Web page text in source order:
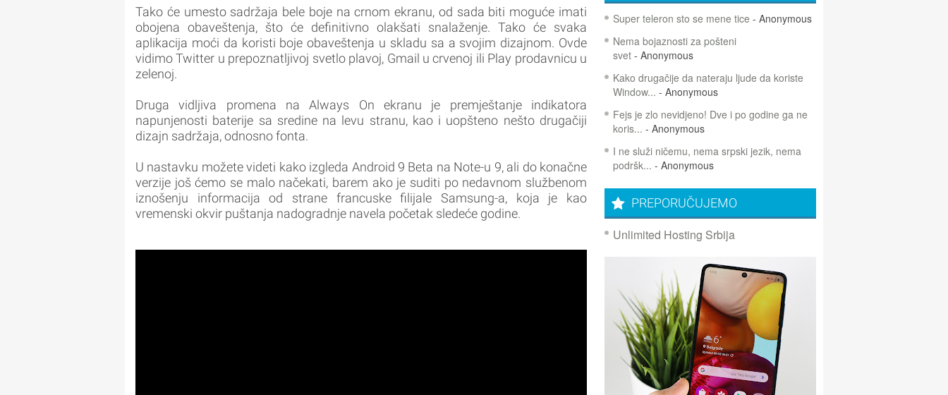
Tako će umesto sadržaja bele boje na crnom ekranu, od sada biti moguće imati
obojena obaveštenja, što će definitivno olakšati snalaženje. Tako će svaka
aplikacija moći da koristi boje obaveštenja u skladu sa a svojim dizajnom. Ovde
vidimo Twitter u prepoznatljivoj svetlo plavoj, Gmail u crvenoj ili Play prodavnicu u
zelenoj.
Druga vidljiva promena na Always On ekranu je premještanje indikatora
napunjenosti baterije sa sredine na levu stranu, kao i uopšteno nešto drugačiji
dizajn sadržaja, odnosno fonta.
U nastavku možete videti kako izgleda Android 9 Beta na Note-u 9, ali do konačne
verzije još ćemo se malo načekati, barem ako je suditi po nedavnom službenom
iznošenju informacija od strane francuske filijale Samsung-a, koja je kao
vremenski okvir puštanja nadogradnje navela početak sledeće godine.
Super teleron sto se mene tice - Anonymous
Nema bojaznosti za pošteni
svet - Anonymous
Kako drugačije da nateraju ljude da koriste
Window... - Anonymous
Fejs je zlo nevidjeno! Dve i po godine ga ne
koris... - Anonymous
I ne služi ničemu, nema srpski jezik, nema
podršk... - Anonymous
PREPORUČUJEMO
Unlimited Hosting Srbija